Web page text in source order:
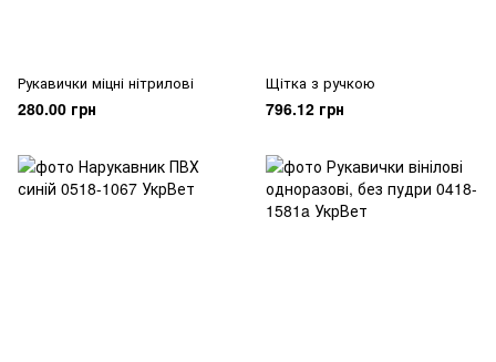
Рукавички міцні нітрилові
280.00 грн
Щітка з ручкою
796.12 грн